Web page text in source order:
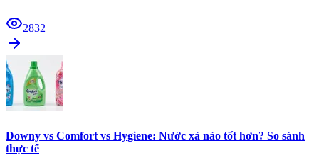
2832
Downy vs Comfort vs Hygiene: Nước xả nào tốt hơn? So sánh
thực tế